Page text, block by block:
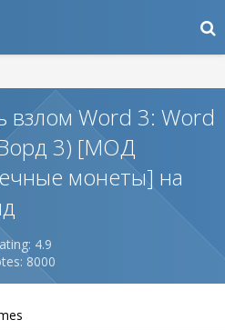
взлом Word 3: Word
3) [МОД
монеты] на
4.9
8000